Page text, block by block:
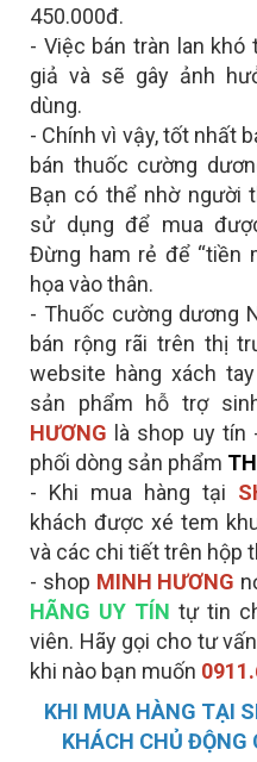
450.000đ.
- Việc bán tràn lan khó
giả và sẽ gây ảnh
dùng.
- Chính vì vậy, tốt nhất
bán thuốc cường
Bạn có thể nhờ người
sử dụng để mua
Đừng ham rẻ để “tiền
họa vào thân.
- Thuốc cường dương
bán rộng rãi trên thị
website hàng xách
sản phẩm hỗ trợ
HƯƠNG là shop uy tín
phối dòng sản phẩm
- Khi mua hàng tại
khách được xé tem
và các chi tiết trên hộp
- shop MINH HƯƠNG
HÃNG UY TÍN tự tin
viên. Hãy gọi cho tư
khi nào bạn muốn
KHI MUA HÀNG TẠI
KHÁCH CHỦ ĐỘNG